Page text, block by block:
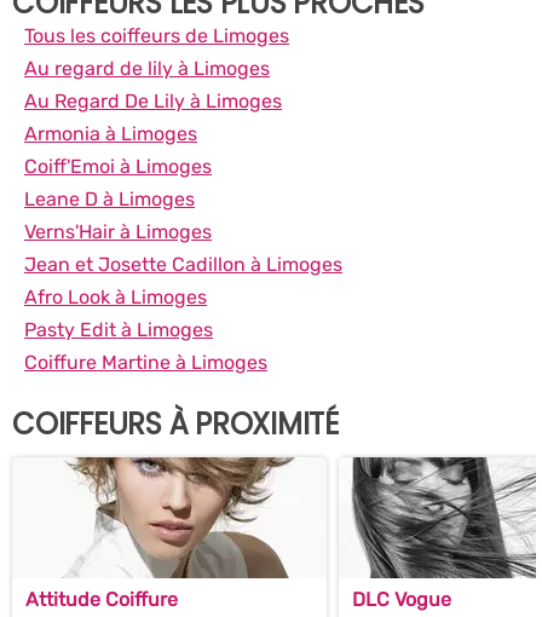
Tous les coiffeurs de Limoges
Au regard de lily à Limoges
Au Regard De Lily à Limoges
Armonia à Limoges
Coiff'Emoi à Limoges
Leane D à Limoges
Verns'Hair à Limoges
Jean et Josette Cadillon à Limoges
Afro Look à Limoges
Pasty Edit à Limoges
Coiffure Martine à Limoges
COIFFEURS À PROXIMITÉ
Attitude Coiffure DLC Vogue